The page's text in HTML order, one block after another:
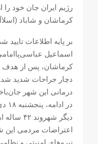
رژیم ایران جان خود
کرماشان و شاباد
کرماشان، پس از هدف
دچار جراحات شدید
درمانی این شهر
دیگر
اعتراضات مردمی این